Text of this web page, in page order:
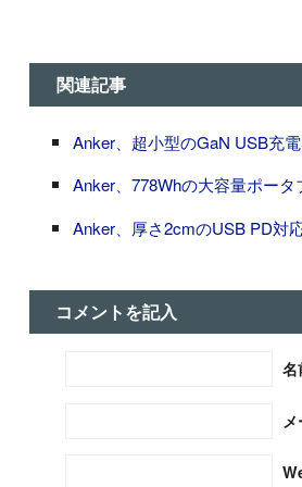
関連記事
Anker、超小型のGaN USB充
Anker、778Whの大容量ポー
Anker、厚さ2cmのUSB PD対
コメントを記入
名